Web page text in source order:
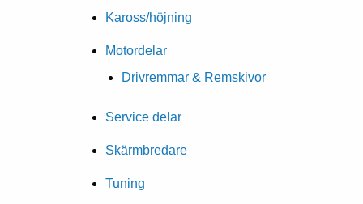
Kaross/höjning
Motordelar
Drivremmar & Remskivor
Service delar
Skärmbredare
Tuning